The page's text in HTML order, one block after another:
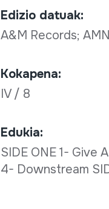
Edizio datuak:
A&M Records;
Kokapena:
IV / 8
Edukia:
SIDE ONE 1-
4- Downstream